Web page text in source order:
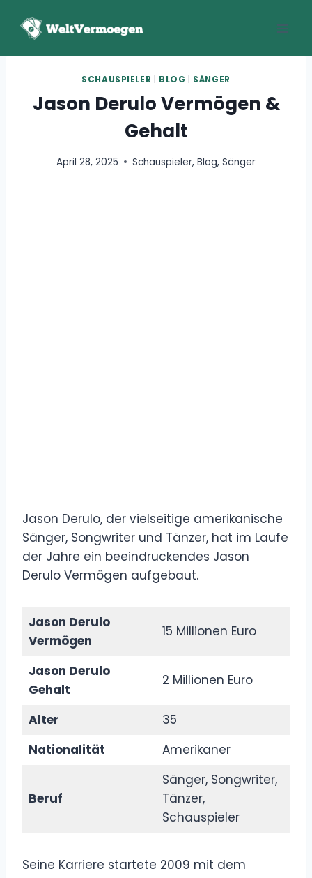
Inhalt
SCHAUSPIELER BLOG SÄNGER
Jason Derulo Vermögen &
Gehalt
April 28, 2025 Schauspieler, Blog, Sänger
Jason Derulo, der vielseitige amerikanische
Sänger, Songwriter und Tänzer, hat im Laufe
der Jahre ein beeindruckendes Jason
Derulo Vermögen aufgebaut.
Jason Derulo
Vermögen
15 Millionen Euro
Jason Derulo
Gehalt
2 Millionen Euro
Alter
35
Nationalität
Amerikaner
Beruf
Sänger, Songwriter,
Tänzer,
Schauspieler
Seine Karriere startete 2009 mit dem